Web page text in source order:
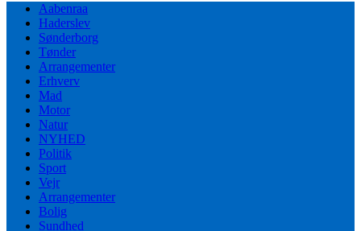
Aabenraa
Haderslev
Sønderborg
Tønder
Arrangementer
Erhverv
Mad
Motor
Natur
NYHED
Politik
Sport
Vejr
Arrangementer
Bolig
Sundhed